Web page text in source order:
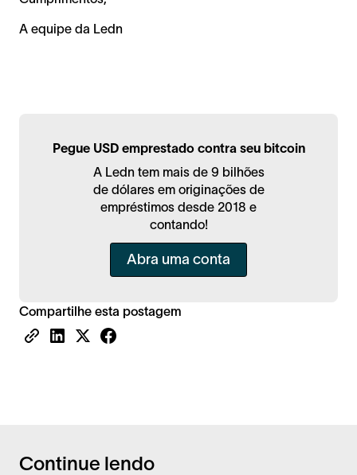
Pegue USD emprestado contra seu bitcoin
A Ledn tem mais de 9 bilhões
de dólares em originações de
empréstimos desde 2018 e
contando!
Abra uma conta
Compartilhe esta postagem
A equipe da Ledn
Continue lendo